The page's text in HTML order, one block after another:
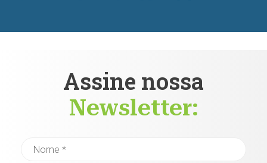
Assine nossa
Newsletter: